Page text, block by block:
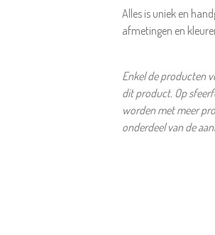
Alles is uniek en
afmetingen en
Enkel de producten
dit product. Op
worden met meer
onderdeel van de